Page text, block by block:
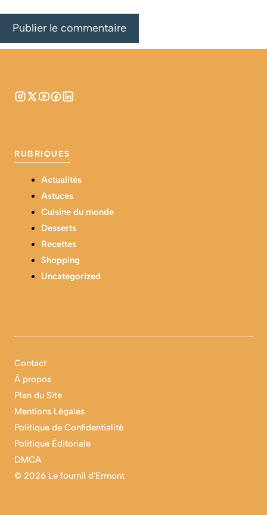
RUBRIQUES
Actualités
Astuces
Cuisine du monde
Desserts
Recettes
Shopping
Uncategorized
© 2026 Le fournil d'Ermont
Contact
À propos
Plan du Site
Mentions Légales
Politique de Confidentialité
Politique Éditoriale
DMCA